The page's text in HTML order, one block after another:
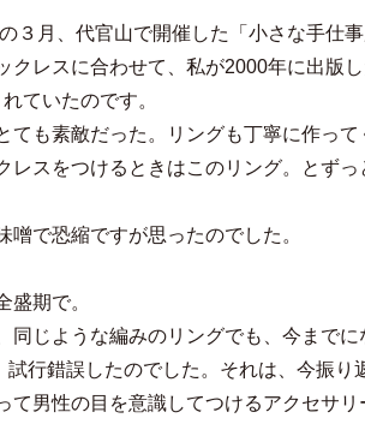
月、代官山で開催した「小さな手仕事
クレスに合わせて、私が2000年に出版
ていたのです。
も素敵だった。リングも丁寧に作っ
スをつけるときはこのリング。とず
で恐縮ですが思ったのでした。
期で。
じような編みのリングでも、今まで
行錯誤したのでした。それは、今振り
男性の目を意識してつけるアクセサリ